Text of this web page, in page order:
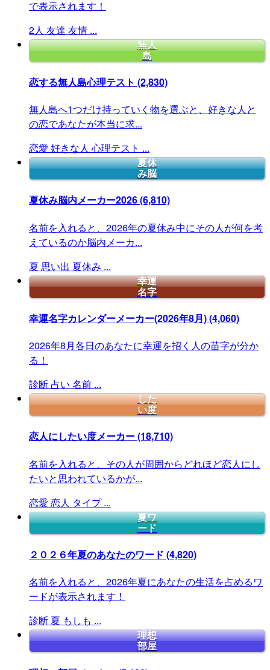
で表示されます！
2人 友達 友情 ...
無人
島
恋する無人島心理テスト (2,830)
無人島へ1つだけ持っていく物を選ぶと、好きな人と
の恋であなたが本当に求...
恋愛 好きな人 心理テスト ...
夏休
み脳
夏休み脳内メーカー2026(6,810)
名前を入れると、2026年の夏休み中にその人が何を考
えているのか脳内メーカ...
夏 思い出 夏休み ...
幸運
名字
幸運名字カレンダーメーカー(2026年8月)(4,060)
2026年8月各日のあなたに幸運を招く人の苗字が分か
る！
診断 占い 名前 ...
した
い度
恋人にしたい度メーカー(18,710)
名前を入れると、その人が周囲からどれほど恋人にし
たいと思われているかが...
恋愛 恋人 タイプ ...
夏ワ
ード
２０２６年夏のあなたのワード (4,820)
名前を入れると、2026年夏にあなたの生活を占めるワ
ードが表示されます！
診断 夏 もしも ...
理想
部屋